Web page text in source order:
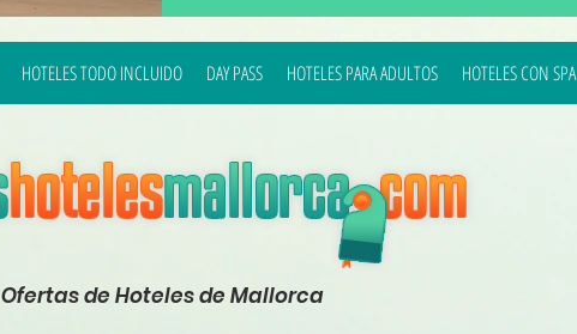
Ofertas de Hoteles de Mallorca
HOTELES TODO INCLUIDO DAY PASS HOTELES PARA ADULTOS HOTELES CON SPA